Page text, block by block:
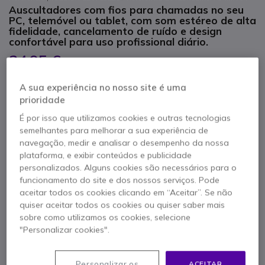
Auscultadores com fios para chamadas no seu
PC, telemóvel ou tablet, com som estéreo de alta
fidelidade, cancelamento de ruído e design
confortável para uso profissional diário.
24,95 €
ADICIONAR AO CARRINHO
ORÇAMENTO EM 4 HORAS
Esgotado
2 anos de garantiado fabricante
A sua experiência no nosso site é uma
prioridade
É por isso que utilizamos cookies e outras tecnologias
semelhantes para melhorar a sua experiência de
navegação, medir e analisar o desempenho da nossa
plataforma, e exibir conteúdos e publicidade
personalizados. Alguns cookies são necessários para o
funcionamento do site e dos nossos serviços. Pode
aceitar todos os cookies clicando em “Aceitar”. Se não
quiser aceitar todos os cookies ou quiser saber mais
sobre como utilizamos os cookies, selecione
"Personalizar cookies".